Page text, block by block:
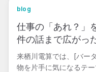
blog
仕事の「あれ？」
件の話まで広がっ
来栖川電算では、[バー
物を片手に気になるテー